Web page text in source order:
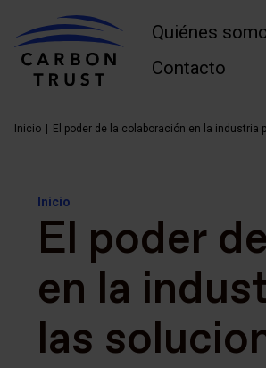
Quiénes
Contacto
Inicio El poder de la colaboración en la
Inicio
El poder
en la
las